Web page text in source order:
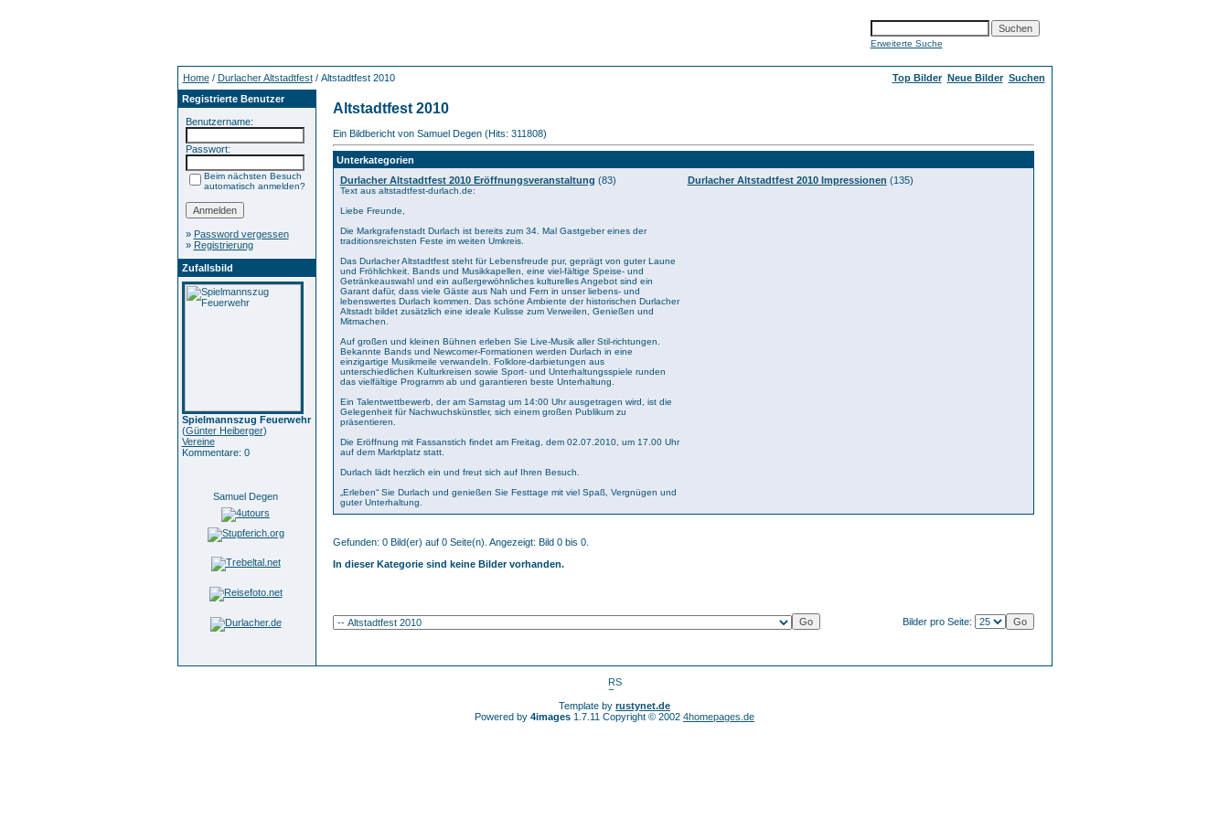
Erweiterte Suche
Home/ Durlacher Altstadtfest/ Altstadtfest 2010 Top Bilder Neue Bilder Suchen
Registrierte Benutzer
Benutzername:
Passwort:
Beim nächsten Besuch
automatisch anmelden?
» Password vergessen
» Registrierung
Zufallsbild
Spielmannszug Feuerwehr
(Günter Heiberger)
Vereine
Kommentare: 0
Samuel Degen
Altstadtfest 2010
Ein Bildbericht von Samuel Degen (Hits: 311808)
Unterkategorien
Durlacher Altstadtfest 2010 Eröffnungsveranstaltung (83)
Text aus altstadtfest-durlach.de:
Liebe Freunde,
Die Markgrafenstadt Durlach ist bereits zum 34. Mal Gastgeber eines der
traditionsreichsten Feste im weiten Umkreis.
Das Durlacher Altstadtfest steht für Lebensfreude pur, geprägt von guter Laune
und Fröhlichkeit. Bands und Musikkapellen, eine viel-fältige Speise- und
Getränkeauswahl und ein außergewöhnliches kulturelles Angebot sind ein
Garant dafür, dass viele Gäste aus Nah und Fern in unser liebens- und
lebenswertes Durlach kommen. Das schöne Ambiente der historischen Durlacher
Altstadt bildet zusätzlich eine ideale Kulisse zum Verweilen, Genießen und
Mitmachen.
Auf großen und kleinen Bühnen erleben Sie Live-Musik aller Stil-richtungen.
Bekannte Bands und Newcomer-Formationen werden Durlach in eine
einzigartige Musikmeile verwandeln. Folklore-darbietungen aus
unterschiedlichen Kulturkreisen sowie Sport- und Unterhaltungsspiele runden
das vielfältige Programm ab und garantieren beste Unterhaltung.
Ein Talentwettbewerb, der am Samstag um 14:00 Uhr ausgetragen wird, ist die
Gelegenheit für Nachwuchskünstler, sich einem großen Publikum zu
präsentieren.
Die Eröffnung mit Fassanstich findet am Freitag, dem 02.07.2010, um 17.00 Uhr
auf dem Marktplatz statt.
Durlach lädt herzlich ein und freut sich auf Ihren Besuch.
„Erleben“ Sie Durlach und genießen Sie Festtage mit viel Spaß, Vergnügen und
guter Unterhaltung.
Durlacher Altstadtfest 2010 Impressionen (135)
Gefunden: 0 Bild(er) auf 0 Seite(n). Angezeigt: Bild 0 bis 0.
In dieser Kategorie sind keine Bilder vorhanden.
Bilder pro Seite:
Template by rustynet.de
Powered by 4images 1.7.11 Copyright © 2002 4homepages.de